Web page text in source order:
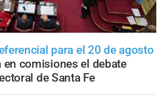
para el 20 de agosto
comisiones el debate
de Santa Fe